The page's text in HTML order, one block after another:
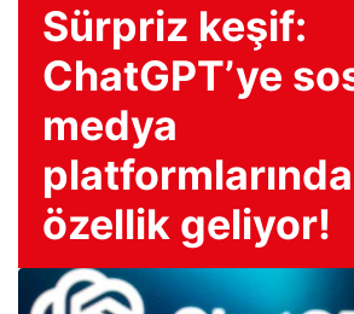
Sürpriz keşif:
ChatGPT’ye
medya
özellik geliyor!